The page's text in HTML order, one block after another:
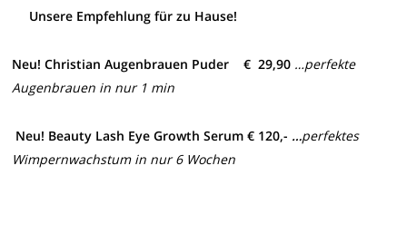
Unsere Empfehlung für zu Hause!
Neu! Christian Augenbrauen Puder € 29,90 …perfekte
Augenbrauen in nur 1 min
Neu! Beauty Lash Eye Growth Serum € 120,- …perfektes
Wimpernwachstum in nur 6 Wochen